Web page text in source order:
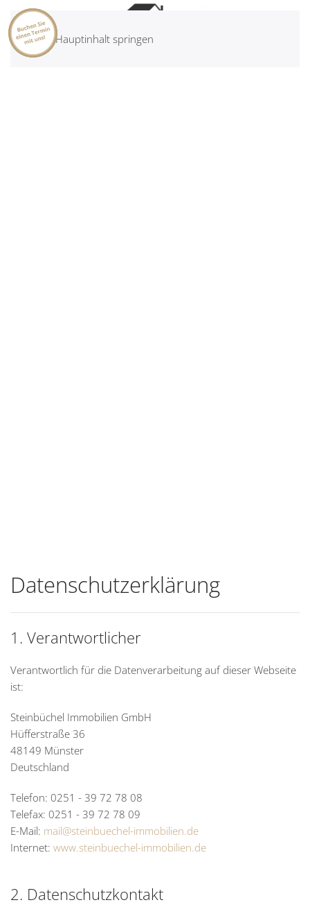
Zum Hauptinhalt springen
Datenschutzerklärung
1. Verantwortlicher
Verantwortlich für die Datenverarbeitung auf dieser Webseite
ist:
Steinbüchel Immobilien GmbH
Hüfferstraße 36
48149 Münster
Deutschland
Telefon: 0251 - 39 72 78 08
Telefax: 0251 - 39 72 78 09
E-Mail: mail@steinbuechel-immobilien.de
Internet: www.steinbuechel-immobilien.de
2. Datenschutzkontakt